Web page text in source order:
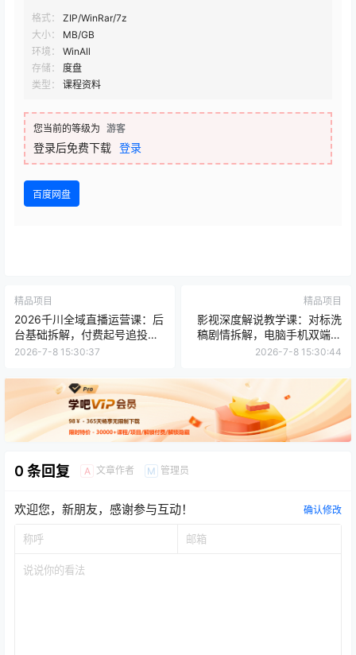
格式：
ZIP/WinRar/7z
大小：
MB/GB
环境：
WinAll
存储：
度盘
类型：
课程资料
您当前的等级为 游客
登录后免费下载 登录
百度网盘
精品项目
2026千川全域直播运营课：后
台基础拆解，付费起号追投复
盘赔付全套打法
2026-7-8 15:30:37
精品项目
影视深度解说教学课：对标洗
稿剧情拆解，电脑手机双端剪
辑成片发布全流程
2026-7-8 15:30:44
0 条回复 A 文章作者 M 管理员
欢迎您，新朋友，感谢参与互动！ 确认修改